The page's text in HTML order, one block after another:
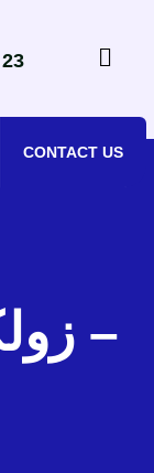
CONTACT US